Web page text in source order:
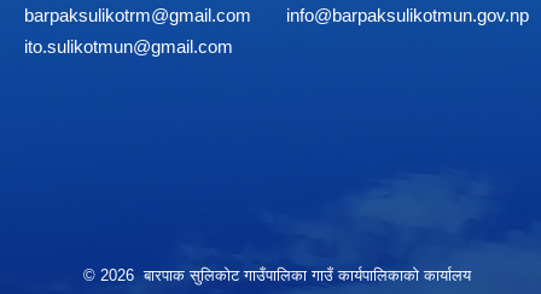
barpaksulikotrm@gmail.com
info@barpaksulikotmun.gov.np
ito.sulikotmun@gmail.com
© 2026 बारपाक सुलिकोट गाउँपालिका गाउँ कार्यपालिकाको कार्यालय